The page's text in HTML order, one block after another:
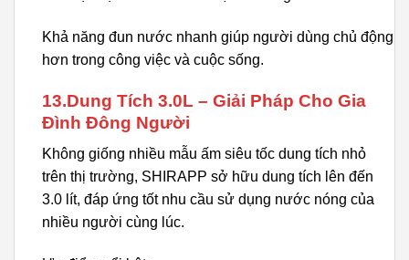
Khả năng đun nước nhanh giúp người dùng chủ động
hơn trong công việc và cuộc sống.
13.Dung Tích 3.0L – Giải Pháp Cho Gia
Đình Đông Người
Không giống nhiều mẫu ấm siêu tốc dung tích nhỏ
trên thị trường, SHIRAPP sở hữu dung tích lên đến
3.0 lít, đáp ứng tốt nhu cầu sử dụng nước nóng của
nhiều người cùng lúc.